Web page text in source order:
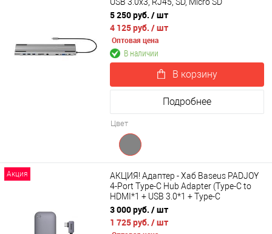
USB 3.0х3, RJ45, SD, Micro SD
5 250 руб. / шт
4 125 руб. / шт
Оптовая цена
В наличии
В корзину
Подробнее
Цвет
Акция
АКЦИЯ! Адаптер - Хаб Baseus PADJOY
4-Port Type-C Hub Adapter (Type-C to
HDMI*1 + USB 3.0*1 + Type-C
PD&Data*1 + 3.5mm*1) WKWJ000013
3 000 руб. / шт
1 725 руб. / шт